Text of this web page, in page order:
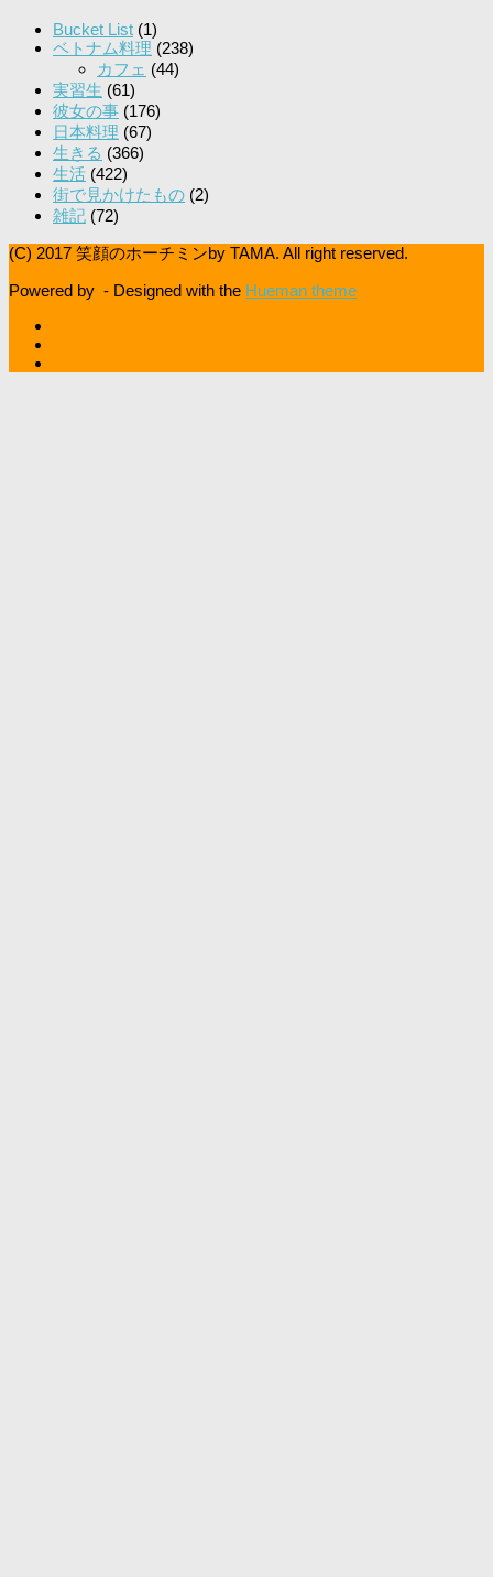
Bucket List (1)
ベトナム料理 (238)
カフェ (44)
実習生 (61)
彼女の事 (176)
日本料理 (67)
生きる (366)
生活 (422)
街で見かけたもの (2)
雑記 (72)
(C) 2017 笑顔のホーチミンby TAMA. All right reserved.
Powered by - Designed with the Hueman theme